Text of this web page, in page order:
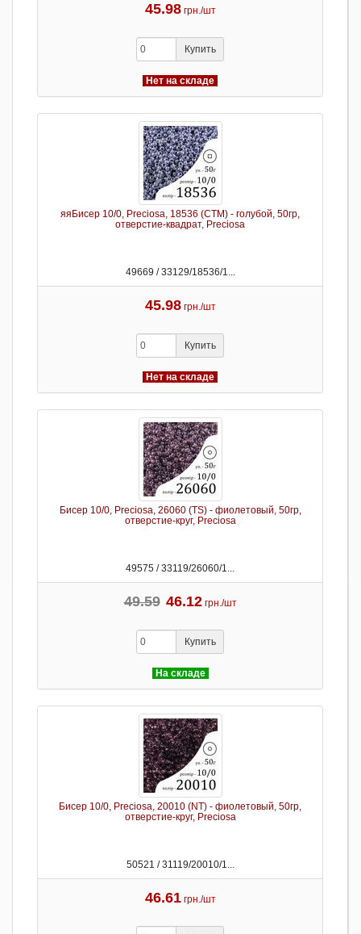
45.98 грн./шт
Купить
Нет на складе
яяБисер 10/0, Preciosa, 18536 (CTM) - голубой, 50гр,
отверстие-квадрат, Preciosa
49669 / 33129/18536/1...
45.98 грн./шт
Купить
Нет на складе
Бисер 10/0, Preciosa, 26060 (TS) - фиолетовый, 50гр,
отверстие-круг, Preciosa
49575 / 33119/26060/1...
49.59 46.12 грн./шт
Купить
На складе
Бисер 10/0, Preciosa, 20010 (NT) - фиолетовый, 50гр,
отверстие-круг, Preciosa
50521 / 31119/20010/1...
46.61 грн./шт